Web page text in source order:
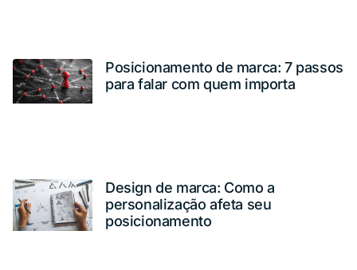
Posicionamento de marca: 7 passos
para falar com quem importa
Design de marca: Como a
personalização afeta seu
posicionamento